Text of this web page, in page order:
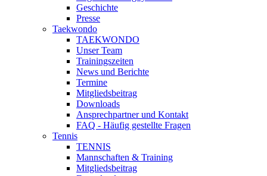
Geschichte
Presse
Taekwondo
TAEKWONDO
Unser Team
Trainingszeiten
News und Berichte
Termine
Mitgliedsbeitrag
Downloads
Ansprechpartner und Kontakt
FAQ - Häufig gestellte Fragen
Tennis
TENNIS
Mannschaften & Training
Mitgliedsbeitrag